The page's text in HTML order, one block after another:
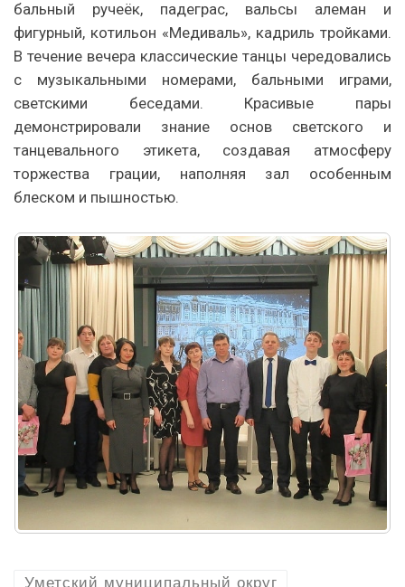
бальный ручеёк, падеграс, вальсы алеман и
фигурный, котильон «Медиваль», кадриль тройками.
В течение вечера классические танцы чередовались
с музыкальными номерами, бальными играми,
светскими беседами. Красивые пары
демонстрировали знание основ светского и
танцевального этикета, создавая атмосферу
торжества грации, наполняя зал особенным
блеском и пышностью.
Уметский муниципальный округ